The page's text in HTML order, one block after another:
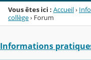
Vous êtes ici : Accueil›
collège› Forum
Informations